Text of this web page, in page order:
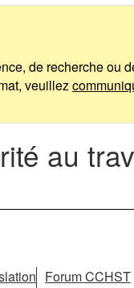
de recherche ou
veuillez
au
Forum CCHST